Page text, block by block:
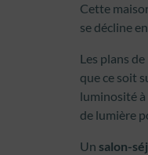
Cette
se décline
Les plans
que ce soit
luminosité
de lumière
Un salon-